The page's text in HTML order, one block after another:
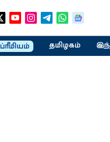
ப்ரீமியம் தமிழகம்